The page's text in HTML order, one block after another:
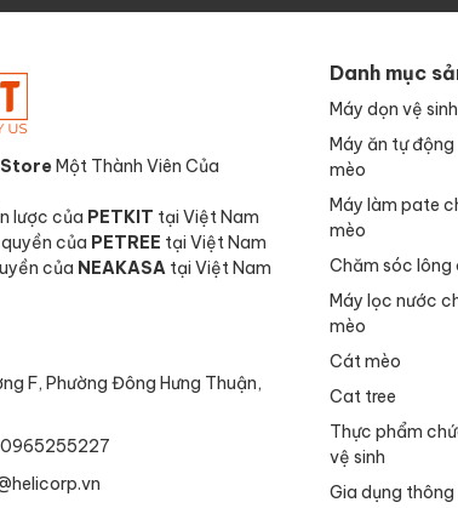
StoreMột Thành Viên Của
lược của PETKIT tại Việt Nam
của PETREE tại Việt Nam
của NEAKASA tại Việt Nam
F, Phường Đông Hưng Thuận,
0965255227
Danh mục
Máy dọn vệ
Máy ăn tự
mèo
Máy làm pate
mèo
Chăm sóc lông
Máy lọc nước
mèo
Cát mèo
Cat tree
Thực phẩm
vệ sinh
Gia dụng thông